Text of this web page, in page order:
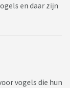
en daar zijn
vogels die hun